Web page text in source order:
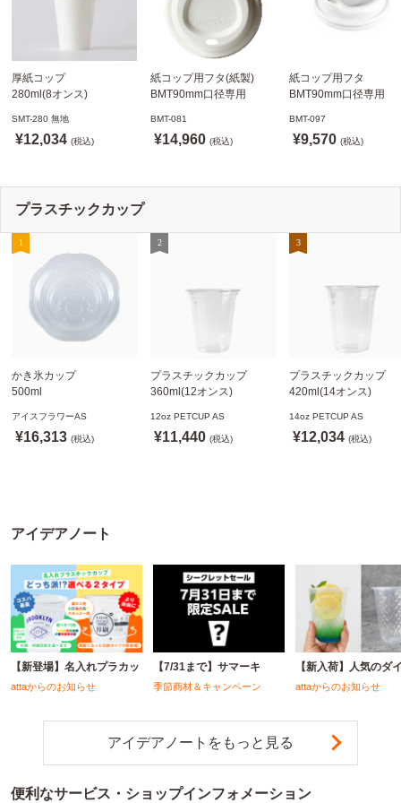
厚紙コップ
280ml(8オンス)
SMT-280 無地
※沖縄・離島 送料別途
SMT-280 無地
¥12,034 (税込)
紙コップ用フタ(紙製)
BMT90mm口径専用
ドリンキングリッド
※適合品番あり ※沖縄・
BMT-081
¥14,960 (税込)
紙コップ用フタ
BMT90mm口径専用
ノーストローフタ
※適合品番あり ※沖縄
BMT-097
¥9,570 (税込)
プラスチックカップ
かき氷カップ
500ml
※北海道・沖縄・離島 送
料別途
アイスフラワーAS
¥16,313 (税込)
プラスチックカップ
360ml(12オンス)
製)
※沖縄・離島 配送料別途
12oz PETCUP AS
¥11,440 (税込)
プラスチックカップ
420ml(14オンス)
製)
※沖縄・離島 配送料
14oz PETCUP AS
¥12,034 (税込)
アイデアノート
【新登場】名入れプラカッ
attaからのお知らせ
【7/31まで】サマーキ
季節商材＆キャンペーン
【新入荷】人気のダ
attaからのお知らせ
アイデアノートをもっと見る
便利なサービス・ショップインフォメーション